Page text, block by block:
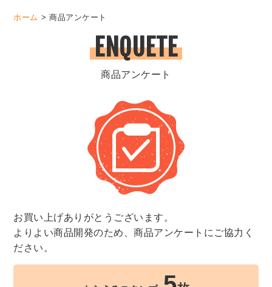
ホーム 商品アンケート
ENQUETE
商品アンケート
お買い上げありがとうございます。
よりよい商品開発のため、商品アンケートにご協力く
ださい。